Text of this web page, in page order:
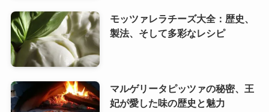
モッツァレラチーズ大全：歴史、
製法、そして多彩なレシピ
マルゲリータピッツァの秘密、王
妃が愛した味の歴史と魅力